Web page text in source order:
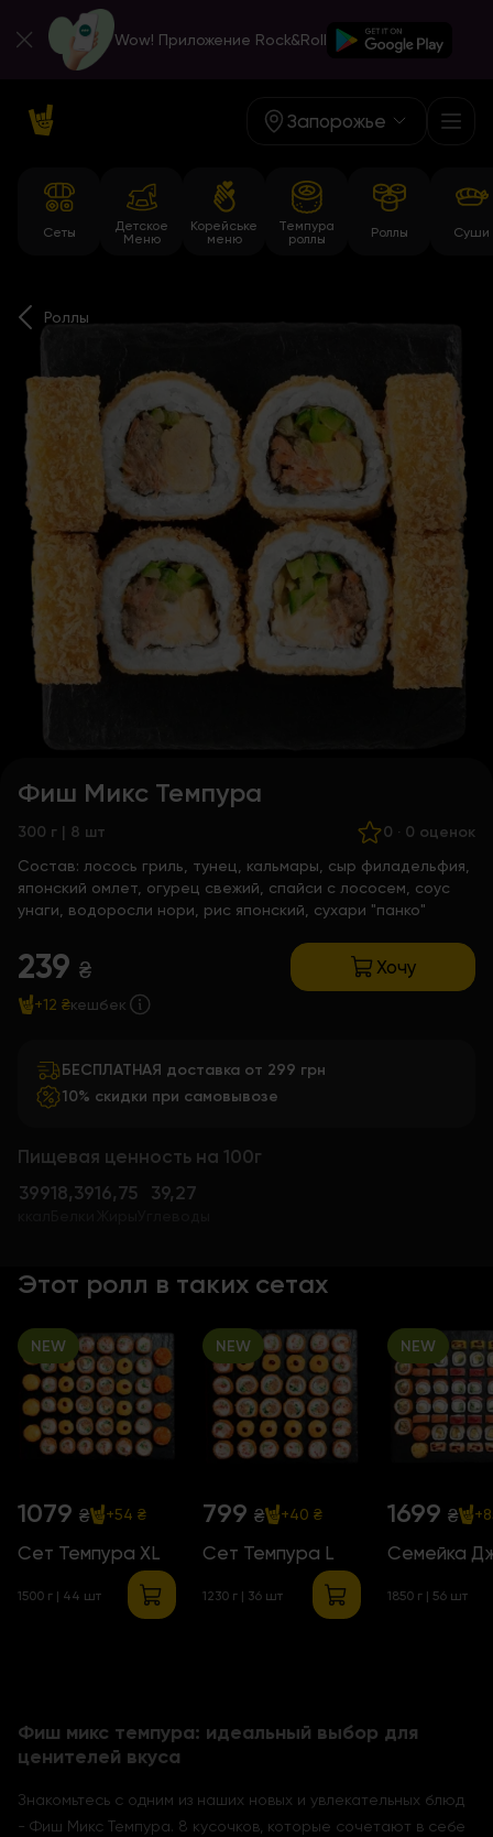
Wow! Приложение Rock&Roll
Запорожье
Сеты
Детское
Меню
Корейське
меню
Темпура
роллы
Роллы Суши
Роллы
Фиш Микс Темпура
300 г | 8 шт 0 · 0 оценок
Состав: лосось гриль, тунец, кальмары, сыр филадельфия,
японский омлет, огурец свежий, спайси с лососем, соус
унаги, водоросли нори, рис японский, сухари "панко"
239 ₴ Хочу
+12 ₴кешбек
БЕСПЛАТНАЯ доставка от 299 грн
10% скидки при самовывозе
Пищевая ценность на 100г
39918,3916,75 39,27
Этот ролл в таких сетах
NEW
1079 ₴ +54 ₴
Сет Темпура XL
1500 г | 44 шт
NEW
799 ₴ +40 ₴
Сет Темпура L
1230 г | 36 шт
NEW
1699 ₴
Семейка
1850 г | 56 шт
Фиш микс темпура: идеальный выбор для
ценителей вкуса
Знакомьтесь с одним из наших новых и увлекательных блюд
- Фиш Микс Темпура. 8 кусочков, которые сочетают в себе